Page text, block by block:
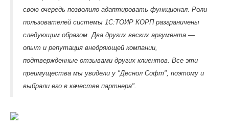
свою очередь позволило адаптировать функционал. Роли
пользователей системы 1С:ТОИР КОРП разграничены
следующим образом. Два других веских аргумента —
опыт и репутация внедряющей компании,
подтвержденные отзывами других клиентов. Все эти
преимущества мы увидели у "Деснол Софт", поэтому и
выбрали его в качестве партнера".